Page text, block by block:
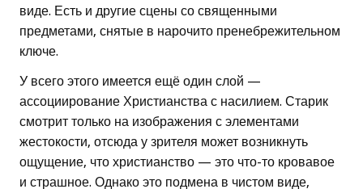
виде. Есть и другие сцены со священными
предметами, снятые в нарочито пренебрежительном
ключе.
У всего этого имеется ещё один слой —
ассоциирование Христианства с насилием. Старик
смотрит только на изображения с элементами
жестокости, отсюда у зрителя может возникнуть
ощущение, что христианство — это что-то кровавое
и страшное. Однако это подмена в чистом виде,